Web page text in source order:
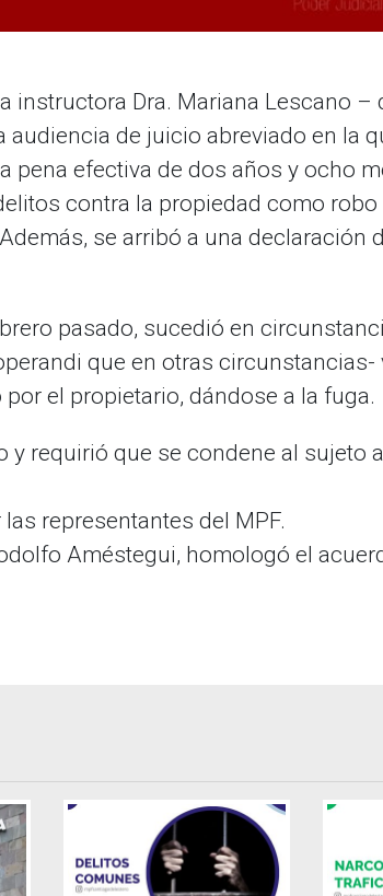
instructora Dra. Mariana Lescano –
de juicio abreviado en la
pena efectiva de dos años y ocho
contra la propiedad como
se arribó a una declaración
pasado, sucedió en
que en otras circunstancias-
el propietario, dándose a la fuga.
requirió que se condene al sujeto
representantes del MPF.
Améstegui, homologó el